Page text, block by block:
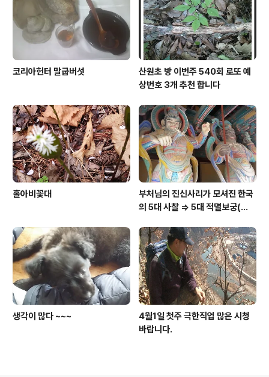
코리아헌터 말굽버섯
산원초 방 이번주 540회 로또 예
상번호 3개 추천 합니다
홀아비꽃대
부처님의 진신사리가 모셔진 한국
의 5대 사찰 => 5대 적멸보궁(寂
생각이 많다 ~~~
4월1일 첫주 극한직업 많은 시청
바랍니다.